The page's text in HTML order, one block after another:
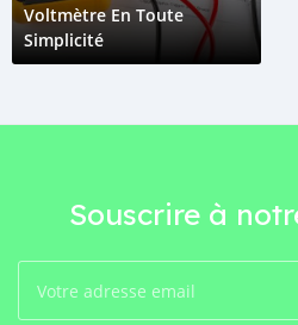
Voltmètre En Toute
Simplicité
Souscrire à